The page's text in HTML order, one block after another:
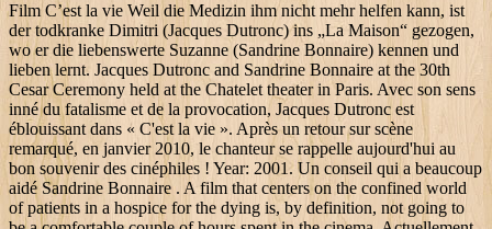
Film C’est la vie Weil die Medizin ihm nicht mehr helfen kann, ist
der todkranke Dimitri (Jacques Dutronc) ins „La Maison“ gezogen,
wo er die liebenswerte Suzanne (Sandrine Bonnaire) kennen und
lieben lernt. Jacques Dutronc and Sandrine Bonnaire at the 30th
Cesar Ceremony held at the Chatelet theater in Paris. Avec son sens
inné du fatalisme et de la provocation, Jacques Dutronc est
éblouissant dans « C'est la vie ». Après un retour sur scène
remarqué, en janvier 2010, le chanteur se rappelle aujourd'hui au
bon souvenir des cinéphiles ! Year: 2001. Un conseil qui a beaucoup
aidé Sandrine Bonnaire . A film that centers on the confined world
of patients in a hospice for the dying is, by definition, not going to